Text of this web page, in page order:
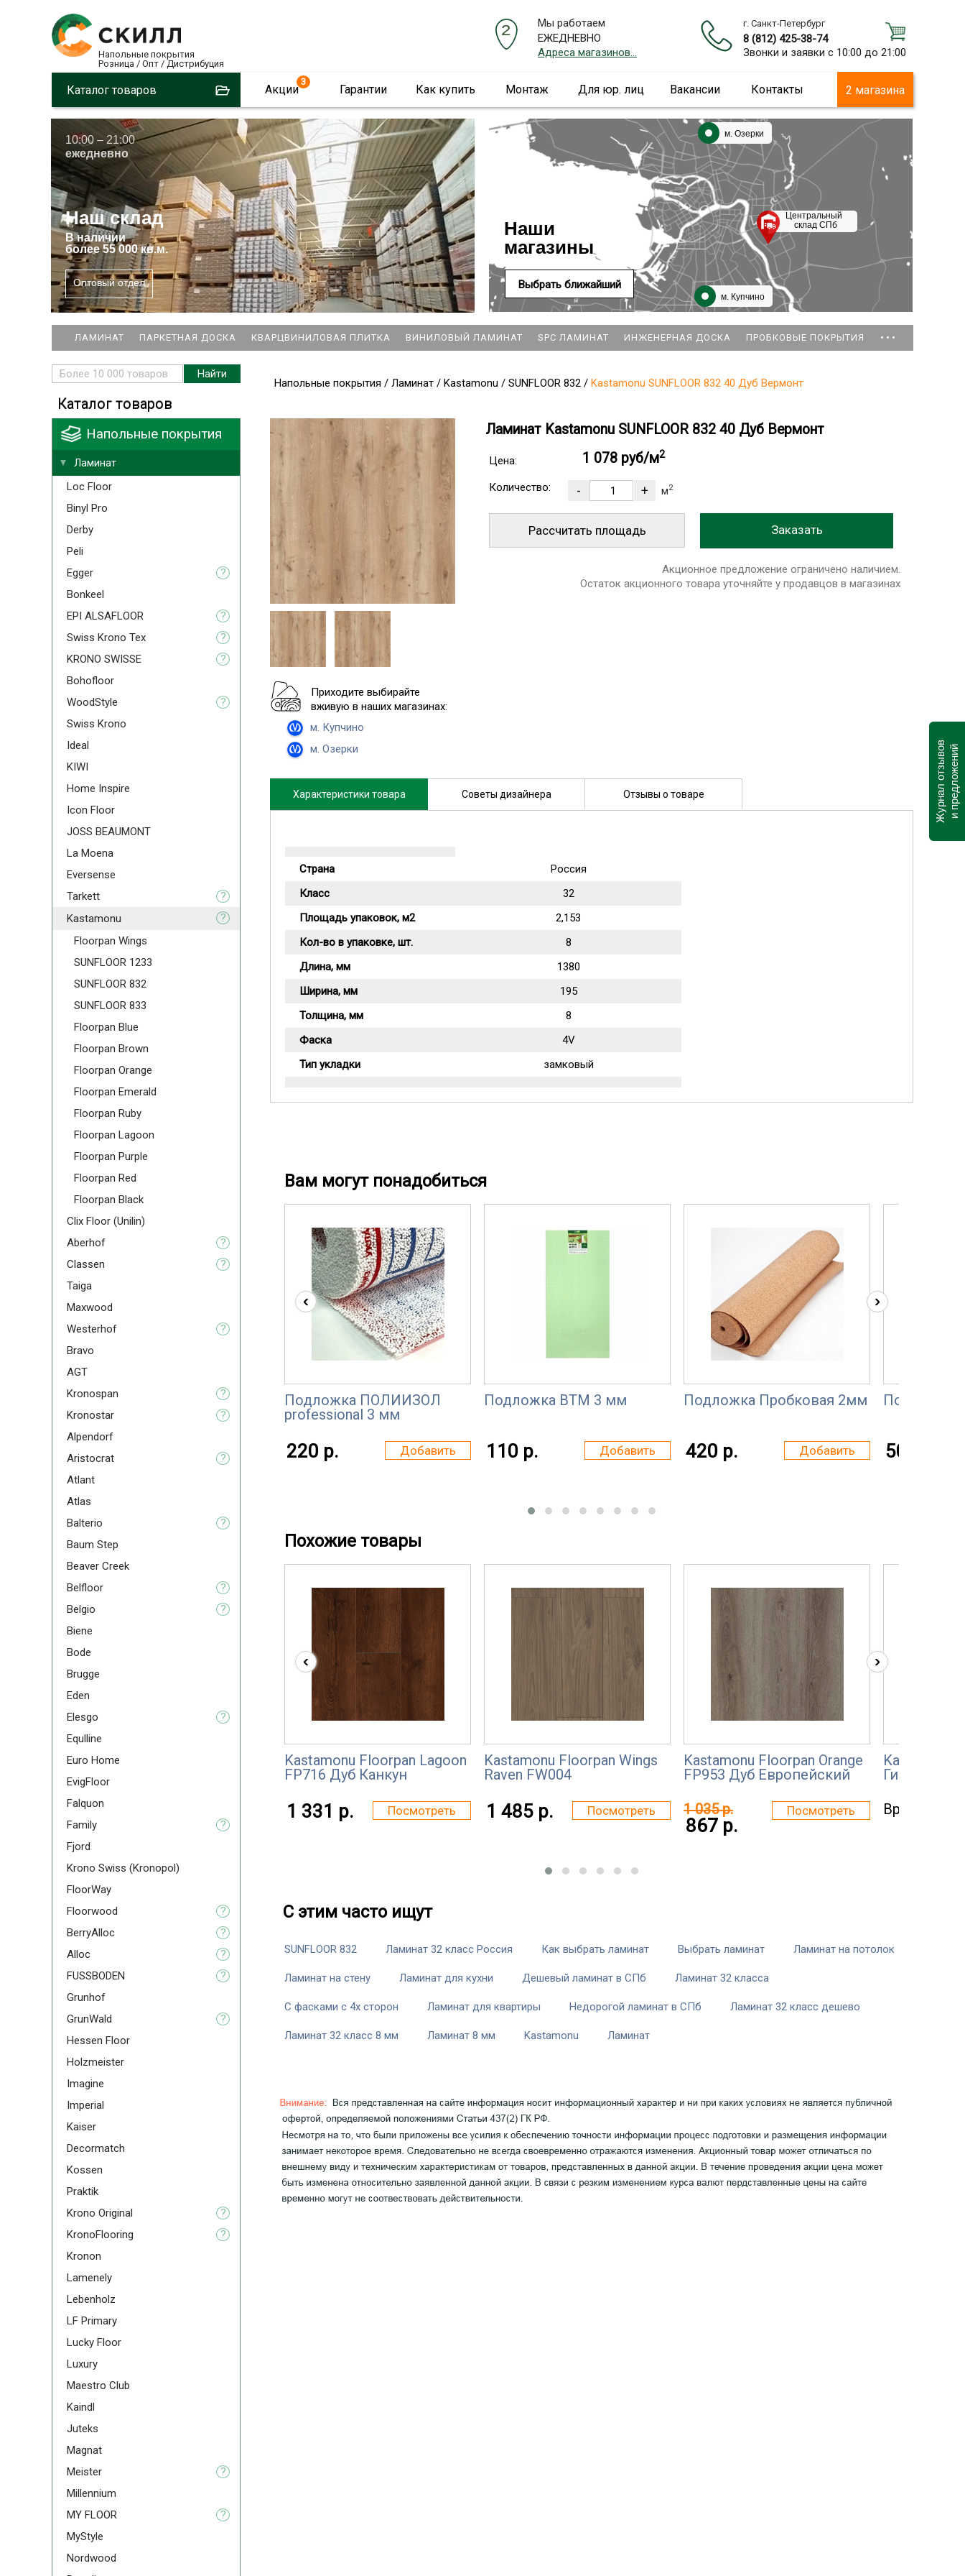
Напольные покрытия
Розница / Опт / Дистрибуция
г. Санкт-Петербург
8 (812) 425-38-74
Звонки и заявки с 10:00 до 21:00
Мы работаем
ЕЖЕДНЕВНО
Адреса магазинов...
Каталог товаров Акции
3
Гарантии Как купить Монтаж Для юр. лиц Вакансии Контакты 2 магазина
10:00 – 21:00
ежедневно
Наш склад
Вналичии
более 55 000 кв.м.
Оптовый отдел
Наши
магазины
м. Озерки
м. Купчино
Центральный
склад СПб
Выбрать ближайший
ЛАМИНАТ ПАРКЕТНАЯ ДОСКА КВАРЦВИНИЛОВАЯ ПЛИТКА ВИНИЛОВЫЙ ЛАМИНАТ SPC ЛАМИНАТ ИНЖЕНЕРНАЯ ДОСКА ПРОБКОВЫЕ ПОКРЫТИЯ ...
Напольные покрытия / Ламинат / Kastamonu / SUNFLOOR 832 / Kastamonu SUNFLOOR 832 40 Дуб Вермонт
Приходите выбирайте
вживую в наших магазинах:
м. Купчино
м. Озерки
Ламинат Kastamonu SUNFLOOR 832 40 Дуб Вермонт
Цена: 1 078 руб/м2
Количество: м2
Рассчитать площадь
Акционное предложение ограничено наличием.
Остаток акционного товара уточняйте у продавцов в магазинах
Характеристики товара Советы дизайнера Отзывы о товаре
Страна
Россия
Класс
32
Площадь упаковок, м2
2,153
Кол-во в упаковке, шт.
8
Длина, мм
1380
Ширина, мм
195
Толщина, мм
8
Фаска
4V
Тип укладки
замковый
Вам могут понадобиться
Подложка ПОЛИИЗОЛ
professional 3 мм
220 р. Добавить
Подложка ВТМ 3 мм
110 р. Добавить
Подложка Пробковая 2мм
420 р. Добавить
Подложка
50 р.
‹ ›
Похожие товары
Kastamonu Floorpan Lagoon
FP716 Дуб Канкун
1 331 р. Посмотреть
Kastamonu Floorpan Wings
Raven FW004
1 485 р. Посмотреть
Kastamonu Floorpan Orange
FP953 Дуб Европейский
1 035 р.
867 р.
Посмотреть
Kastamonu
Гикори FP
Временно
‹ ›
С этим часто ищут
SUNFLOOR 832 Ламинат 32 класс Россия Как выбрать ламинат Выбрать ламинат Ламинат на потолок
Ламинат на стену Ламинат для кухни Дешевый ламинат в СПб Ламинат 32 класса
С фасками с 4х сторон Ламинат для квартиры Недорогой ламинат в СПб Ламинат 32 класс дешево
Ламинат 32 класс 8 мм Ламинат 8 мм Kastamonu Ламинат
Каталог товаров
Напольные покрытия
Ламинат
Loc Floor
Binyl Pro
Derby
Peli
Egger
?
Bonkeel
EPI ALSAFLOOR
?
Swiss Krono Tex
?
KRONO SWISSE
?
Bohofloor
WoodStyle
?
Swiss Krono
Ideal
KIWI
Home Inspire
Icon Floor
JOSS BEAUMONT
La Moena
Eversense
Tarkett
?
Kastamonu
?
Floorpan Wings
SUNFLOOR 1233
SUNFLOOR 832
SUNFLOOR 833
Floorpan Blue
Floorpan Brown
Floorpan Orange
Floorpan Emerald
Floorpan Ruby
Floorpan Lagoon
Floorpan Purple
Floorpan Red
Floorpan Black
Clix Floor (Unilin)
Aberhof
?
Classen
?
Taiga
Maxwood
Westerhof
?
Bravo
AGT
Kronospan
?
Kronostar
?
Alpendorf
Aristoсrat
?
Atlant
Atlas
Balterio
?
Baum Step
Beaver Creek
Belfloor
?
Belgio
?
Biene
Bode
Brugge
Eden
Elesgo
?
Equlline
Euro Home
EvigFloor
Falquon
Family
?
Fjord
Krono Swiss (Kronopol)
FloorWay
Floorwood
?
BerryAlloc
?
Alloc
?
FUSSBODEN
?
Grunhof
GrunWald
?
Hessen Floor
Holzmeister
Imagine
Imperial
Kaiser
Decormatch
Kossen
Praktik
Krono Original
?
KronoFlooring
?
Kronon
Lamenely
Lebenholz
LF Primary
Lucky Floor
Luxury
Maestro Club
Kaindl
Juteks
Magnat
Meister
?
Millennium
MY FLOOR
?
MyStyle
Nordwood
Журнал отзывови предложений